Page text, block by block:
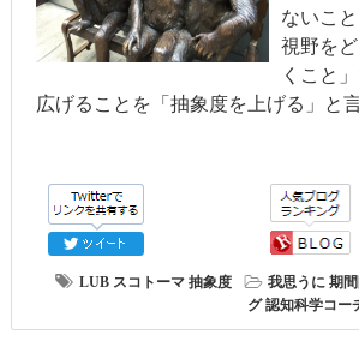
ないこ
視野を
くこと
広げることを「抽象度を上げる」と
LUB スコトーマ 抽象度 我思うに 期
グ 認知科学コー